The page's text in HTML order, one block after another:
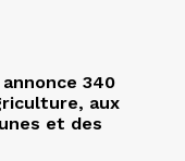
340
aux
et des